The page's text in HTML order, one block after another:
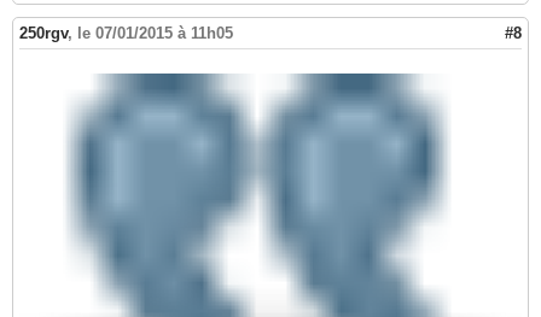
250rgv, le 07/01/2015 à 11h05 #8